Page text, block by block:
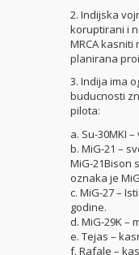
2. Indijska
koruptirani i
MRCA
planirana
3. Indija ima
buducnosti
pilota:
a. Su-30MKI
b. MiG-21 –
MiG-21Bison
oznaka je
c. MiG-27 –
godine.
d. MiG-29K –
e. Tejas –
f. Rafale –